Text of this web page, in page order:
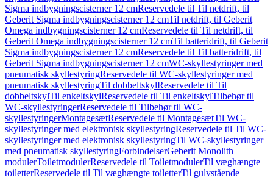
Sigma indbygningscisterner 12 cmReservedele til Til netdrift, til
Geberit Sigma indbygningscisterner 12 cmTil netdrift, til Geberit
Omega indbygningscisterner 12 cmReservedele til Til netdrift, til
Geberit Omega indbygningscisterner 12 cmTil batteridrift, til Geberit
Sigma indbygningscisterner 12 cmReservedele til Til batteridrift, til
Geberit Sigma indbygningscisterner 12 cmWC-skyllestyringer med
pneumatisk skyllestyringReservedele til WC-skyllestyringer med
pneumatisk skyllestyringTil dobbeltskylReservedele til Til
dobbeltskylTil enkeltskylReservedele til Til enkeltskylTilbehør til
WC-skyllestyringerReservedele til Tilbehør til WC-
skyllestyringerMontagesætReservedele til MontagesætTil WC-
skyllestyringer med elektronisk skyllestyringReservedele til Til WC-
skyllestyringer med elektronisk skyllestyringTil WC-skyllestyringer
med pneumatisk skyllestyringForbindelserGeberit Monolith
modulerToiletmodulerReservedele til ToiletmodulerTil væghængte
toiletterReservedele til Til væghængte toiletterTil gulvstående